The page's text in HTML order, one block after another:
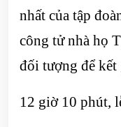
nhất của tập
công tử nhà họ
đối tượng để kết
12 giờ 10 phút,